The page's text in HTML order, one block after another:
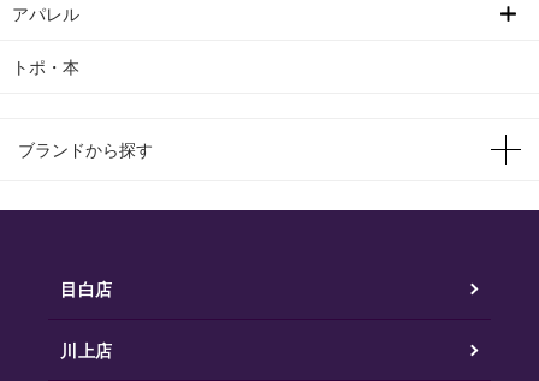
アパレル
トポ・本
ブランドから探す
目白店
川上店